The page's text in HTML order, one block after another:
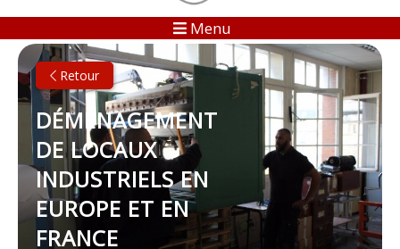
Menu GALERIES
VIDÉO
DÉMÉNAGEMENT
DE LOCAUX
INDUSTRIELS EN
EUROPE ET EN
FRANCE
Retour